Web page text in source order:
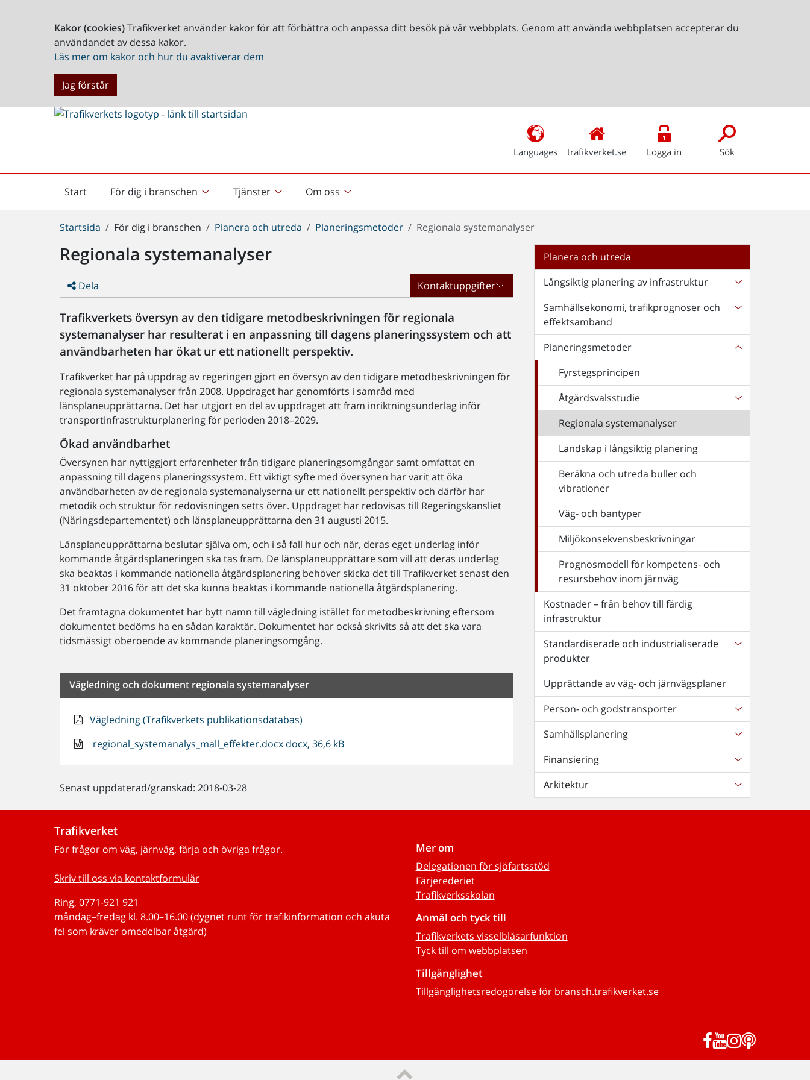
Kakor (cookies)Trafikverket använder kakor för att förbättra och anpassa ditt besök på vår webbplats. Genom att använda webbplatsen accepterar du
användandet av dessa kakor.
Läs mer om kakor och hur du avaktiverar dem
Jag förstår
Languages trafikverket.se Logga in Sök
Start
Startsida För dig i branschen Tjänster Om oss
Du
här:
Startsida För dig i branschen Planera och utreda Planeringsmetoder Regionala systemanalyser
Regionala systemanalyser
Dela Kontaktuppgifter
Trafikverkets översyn av den tidigare metodbeskrivningen för regionala
systemanalyser har resulterat i en anpassning till dagens planeringssystem och att
användbarheten har ökat ur ett nationellt perspektiv.
Trafikverket har på uppdrag av regeringen gjort en översyn av den tidigare metodbeskrivningen för
regionala systemanalyser från 2008. Uppdraget har genomförts i samråd med
länsplaneupprättarna. Det har utgjort en del av uppdraget att fram inriktningsunderlag inför
transportinfrastrukturplanering för perioden 2018–2029.
Ökad användbarhet
Översynen har nyttiggjort erfarenheter från tidigare planeringsomgångar samt omfattat en
anpassning till dagens planeringssystem. Ett viktigt syfte med översynen har varit att öka
användbarheten av de regionala systemanalyserna ur ett nationellt perspektiv och därför har
metodik och struktur för redovisningen setts över. Uppdraget har redovisas till Regeringskansliet
(Näringsdepartementet) och länsplaneupprättarna den 31 augusti 2015.
Länsplaneupprättarna beslutar själva om, och i så fall hur och när, deras eget underlag inför
kommande åtgärdsplaneringen ska tas fram. De länsplaneupprättare som vill att deras underlag
ska beaktas i kommande nationella åtgärdsplanering behöver skicka det till Trafikverket senast den
31 oktober 2016 för att det ska kunna beaktas i kommande nationella åtgärdsplanering.
Det framtagna dokumentet har bytt namn till vägledning istället för metodbeskrivning eftersom
dokumentet bedöms ha en sådan karaktär. Dokumentet har också skrivits så att det ska vara
tidsmässigt oberoende av kommande planeringsomgång.
Vägledning och dokument regionala systemanalyser
Vägledning (Trafikverkets publikationsdatabas)
regional_systemanalys_mall_effekter.docx docx, 36,6 kB
Senast uppdaterad/granskad: 2018-03-28
Planera och utreda
Långsiktig planering av infrastruktur
Samhällsekonomi, trafikprognoser och
effektsamband
Planeringsmetoder
Fyrstegsprincipen
Åtgärdsvalsstudie
Regionala systemanalyser
Landskap i långsiktig planering
Beräkna och utreda buller och
vibrationer
Väg- och bantyper
Miljökonsekvensbeskrivningar
Prognosmodell för kompetens- och
resursbehov inom järnväg
Kostnader – från behov till färdig
infrastruktur
Standardiserade och industrialiserade
produkter
Upprättande av väg- och järnvägsplaner
Person- och godstransporter
Samhällsplanering
Finansiering
Arkitektur
Trafikverket
För frågor om väg, järnväg, färja och övriga frågor.
Skriv till oss via kontaktformulär
Ring, 0771-921 921
måndag–fredag kl. 8.00–16.00 (dygnet runt för trafikinformation och akuta
fel som kräver omedelbar åtgärd)
Mer om
Delegationen för sjöfartsstöd
Färjerederiet
Trafikverksskolan
Anmäl och tyck till
Trafikverkets visselblåsarfunktion
Tyck till om webbplatsen
Tillgänglighet
Tillgänglighetsredogörelse för bransch.trafikverket.se
Facebook
YouTube
Instagram
Podd